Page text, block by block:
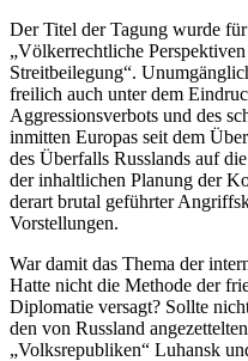
Der Titel der Tagung wurde
„Völkerrechtliche
Streitbeilegung“.
freilich auch unter dem
Aggressionsverbots und des
inmitten Europas seit dem
des Überfalls Russlands auf
der inhaltlichen Planung der
derart brutal geführter
Vorstellungen.
War damit das Thema der
Hatte nicht die Methode der
Diplomatie versagt? Sollte
den von Russland
„Volksrepubliken“ Luhansk